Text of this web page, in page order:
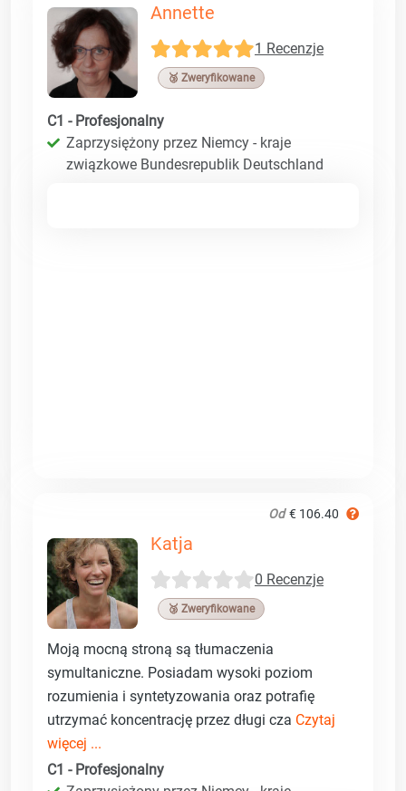
Annette
1 Recenzje
🥉 Zweryfikowane
C1 - Profesjonalny
Zaprzysiężony przez Niemcy - kraje
związkowe Bundesrepublik Deutschland
Od € 106.40
Katja
0 Recenzje
🥉 Zweryfikowane
Moją mocną stroną są tłumaczenia
symultaniczne. Posiadam wysoki poziom
rozumienia i syntetyzowania oraz potrafię
utrzymać koncentrację przez długi cza Czytaj
więcej ...
C1 - Profesjonalny